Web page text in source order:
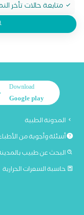
متابعة حالات تأخر
Download
Google play
المدونة الطبية
أسئلة وأجوبة من
البحث عن طبيب
حاسبة السعرات الحرارية